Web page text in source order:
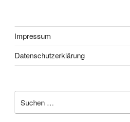
Impressum
Datenschutzerklärung
nach: